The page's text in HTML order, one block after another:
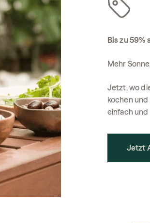
Bis zu 59%
Mehr
Jetzt, wo
kochen
einfach
Jetzt